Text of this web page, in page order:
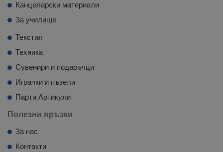
Канцеларски материали
За училище
Текстил
Техника
Сувенири и подаръчци
Играчки и пъзели
Парти Артикули
Полезни връзки
За нас
Контакти